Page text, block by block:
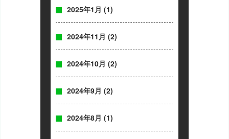
2025年1月 (1)
2024年11月 (2)
2024年10月 (2)
2024年9月 (2)
2024年8月 (1)